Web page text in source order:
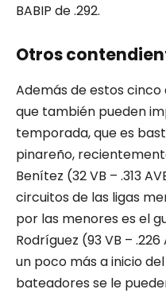
BABIP de .292.
Otros
Además de estos
que también pueden
temporada, que es
pinareño,
Benítez (32 VB – .313
circuitos de las ligas
por las menores es el
Rodríguez (93 VB –
un poco más a inicio
bateadores se le